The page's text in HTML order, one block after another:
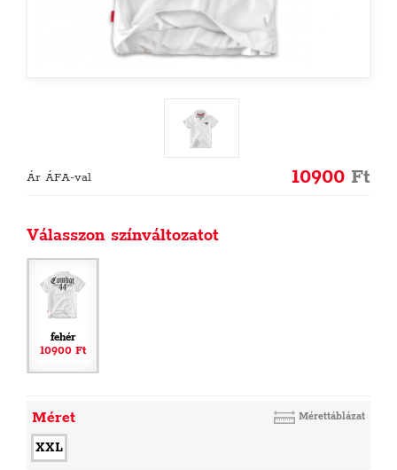
Ár ÁFA-val 10900 Ft
Válasszon színváltozatot
fehér
10900 Ft
Méret Mérettáblázat
XXL